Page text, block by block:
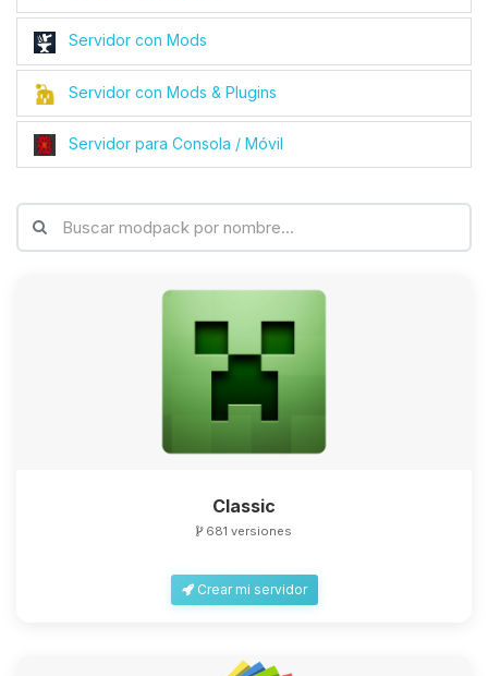
Servidor con Mods
Servidor con Mods & Plugins
Servidor para Consola / Móvil
Classic
681 versiones
Crear mi servidor